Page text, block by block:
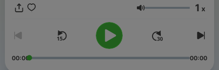
音量 1 x
00:00 00:00